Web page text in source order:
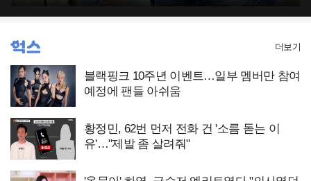
블랙핑크 10주년 이벤트…일부 멤버만 참여
예정에 팬들 아쉬움
황정민, 62번 먼저 전화 건 '소름 돋는 이
유'…"제발 좀 살려줘"
더보기